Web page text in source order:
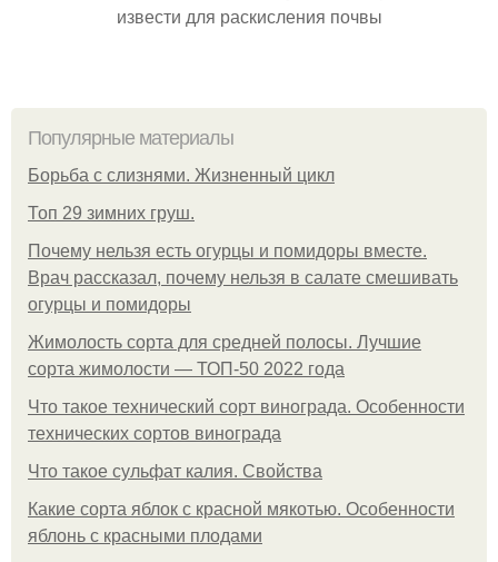
извести для раскисления почвы
Популярные материалы
Борьба с слизнями. Жизненный цикл
Топ 29 зимних груш.
Почему нельзя есть огурцы и помидоры вместе.
Врач рассказал, почему нельзя в салате смешивать
огурцы и помидоры
Жимолость сорта для средней полосы. Лучшие
сорта жимолости — ТОП-50 2022 года
Что такое технический сорт винограда. Особенности
технических сортов винограда
Что такое сульфат калия. Свойства
Какие сорта яблок с красной мякотью. Особенности
яблонь с красными плодами